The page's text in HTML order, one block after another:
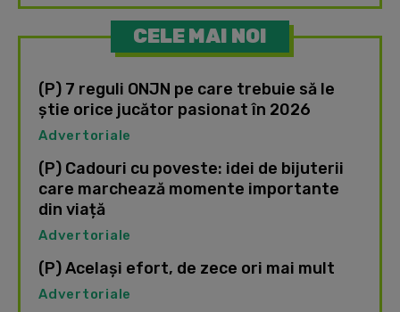
CELE MAI NOI
(P) 7 reguli ONJN pe care trebuie să le
știe orice jucător pasionat în 2026
Advertoriale
(P) Cadouri cu poveste: idei de bijuterii
care marchează momente importante
din viață
Advertoriale
(P) Același efort, de zece ori mai mult
Advertoriale